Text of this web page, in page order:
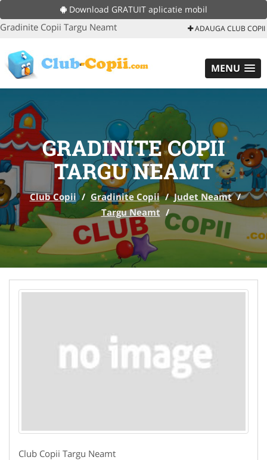
Download GRATUIT aplicatie mobil
Gradinite Copii Targu Neamt ADAUGA CLUB COPII
MENU
GRADINITE COPII
TARGU NEAMT
Club Copii / Gradinite Copii / Judet Neamt /
Targu Neamt /
Club Copii Targu Neamt